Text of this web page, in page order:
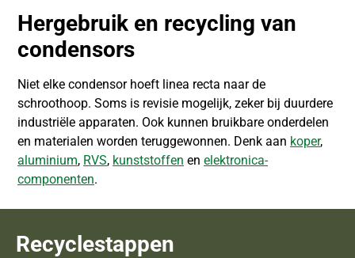
Hergebruik en recycling van
condensors
Niet elke condensor hoeft linea recta naar de
schroothoop. Soms is revisie mogelijk, zeker bij duurdere
industriële apparaten. Ook kunnen bruikbare onderdelen
en materialen worden teruggewonnen. Denk aan koper,
aluminium, RVS, kunststoffen en elektronica-
componenten.
Recyclestappen